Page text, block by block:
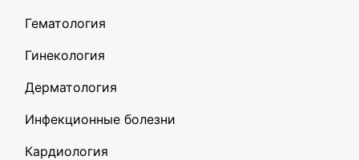
Гематология
Гинекология
Дерматология
Инфекционные болезни
Кардиология